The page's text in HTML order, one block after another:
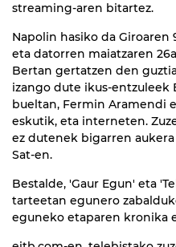
streaming-aren bitartez.
Napolin hasiko da
eta datorren maiatzaren
Bertan gertatzen den
izango dute ikus-entzuleek
bueltan, Fermin Aramendi
eskutik, eta interneten.
ez dutenek bigarren aukera
Sat-en.
Bestalde, 'Gaur Egun' eta
tarteetan egunero
eguneko etaparen kronika